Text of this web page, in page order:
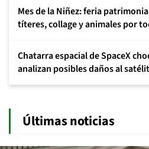
Mes de la Niñez: feria
títeres, collage y animales por
Chatarra espacial de SpaceX
analizan posibles daños al
Últimas noticias